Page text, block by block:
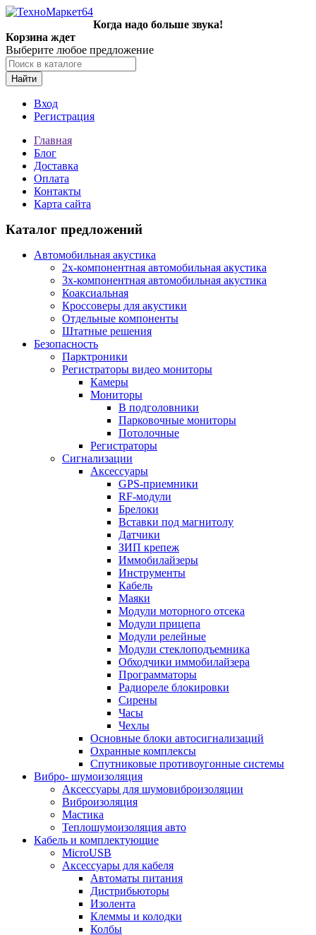
Когда надо больше звука!
Корзина ждет
Выберите любое предложение
Найти
Вход
Регистрация
Главная
Блог
Доставка
Оплата
Контакты
Карта сайта
Каталог предложений
Автомобильная акустика
2х-компонентная автомобильная акустика
3х-компонентная автомобильная акустика
Коаксиальная
Кроссоверы для акустики
Отдельные компоненты
Штатные решения
Безопасность
Парктроники
Регистраторы видео мониторы
Камеры
Мониторы
В подголовники
Парковочные мониторы
Потолочные
Регистраторы
Сигнализации
Аксессуары
GPS-приемники
RF-модули
Брелоки
Вставки под магнитолу
Датчики
ЗИП крепеж
Иммобилайзеры
Инструменты
Кабель
Маяки
Модули моторного отсека
Модули прицепа
Модули релейные
Модули стеклоподъемника
Обходчики иммобилайзера
Программаторы
Радиореле блокировки
Сирены
Часы
Чехлы
Основные блоки автосигнализаций
Охранные комплексы
Спутниковые противоугонные системы
Вибро- шумоизоляция
Аксессуары для шумовиброизоляции
Виброизоляция
Мастика
Теплошумоизоляция авто
Кабель и комплектующие
MicroUSB
Аксессуары для кабеля
Автоматы питания
Дистрибьюторы
Изолента
Клеммы и колодки
Колбы